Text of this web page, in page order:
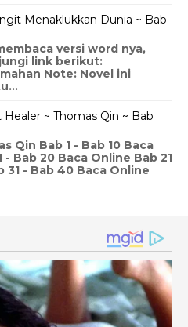
Menaklukkan Dunia ~ Bab
versi word nya,
link berikut:
Note: Novel ini
~ Thomas Qin ~ Bab
Qin Bab 1 - Bab 10 Baca
- Bab 20 Baca Online Bab 21
31 - Bab 40 Baca Online